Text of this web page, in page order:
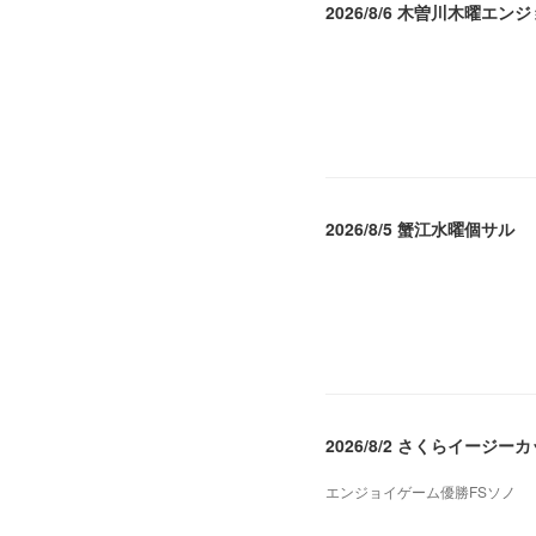
2026/8/6 木曽川木曜エン
2026/8/5 蟹江水曜個サル
2026/8/2 さくらイージーカ
エンジョイゲーム優勝FSソノ